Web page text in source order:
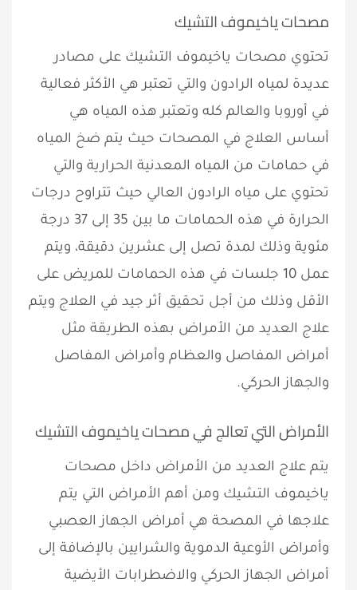
مصحات ياخيموف التشيك
تحتوي مصحات ياخيموف التشيك على مصادر
عديدة لمياه الرادون والتي تعتبر هي الأكثر فعالية
في أوروبا والعالم كله وتعتبر هذه المياه هي
أساس العلاج في المصحات حيث يتم ضخ المياه
في حمامات من المياه المعدنية الحرارية والتي
تحتوي على مياه الرادون العالي حيث تتراوح درجات
الحرارة في هذه الحمامات ما بين 35 إلى 37 درجة
مئوية وذلك لمدة تصل إلى عشرين دقيقة، ويتم
عمل 10 جلسات في هذه الحمامات للمريض على
الأقل وذلك من أجل تحقيق أثر جيد في العلاج ويتم
علاج العديد من الأمراض بهذه الطريقة مثل
أمراض المفاصل والعظام وأمراض المفاصل
والجهاز الحركي.
الأمراض التي تعالج في مصحات ياخيموف التشيك
يتم علاج العديد من الأمراض داخل مصحات
ياخيموف التشيك ومن أهم الأمراض التي يتم
علاجها في المصحة هي أمراض الجهاز العصبي
وأمراض الأوعية الدموية والشرايين بالإضافة إلى
أمراض الجهاز الحركي والاضطرابات الأيضية